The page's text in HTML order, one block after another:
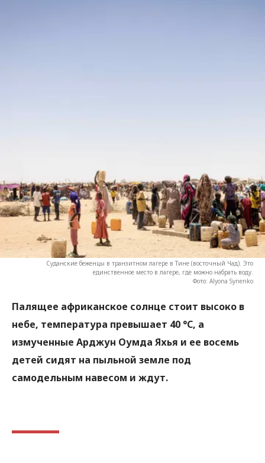
Суданские беженцы в транзитном лагере в Тине (восточный Чад). Это
единственное место в лагере, где можно набрать воду.
Фото: Alyona Synenko
Палящее африканское солнце стоит высоко в
небе, температура превышает 40 °С, а
измученные Арджун Оумда Яхья и ее восемь
детей сидят на пыльной земле под
самодельным навесом и ждут.